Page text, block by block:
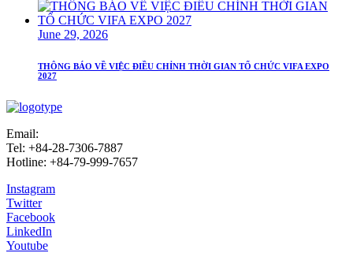
June 29, 2026
THÔNG BÁO VỀ VIỆC ĐIỀU CHỈNH THỜI GIAN TỔ CHỨC VIFA EXPO
2027
Email:
Tel: +84-28-7306-7887
Hotline: +84-79-999-7657
Instagram
Twitter
Facebook
LinkedIn
Youtube